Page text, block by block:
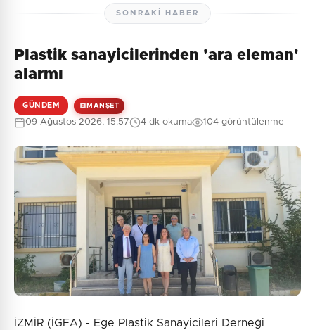
Güvenlik Sorusu:
7 + 8 = ?
Gönder
Henüz yorum yapılmamış. İlk yorumu siz yapın!
SONRAKI HABER
Plastik sanayicilerinden 'ara eleman'
alarmı
GÜNDEM MANŞET
09 Ağustos 2026, 15:57 4 dk okuma 104 görüntülenme
İZMİR (İGFA) - Ege Plastik Sanayicileri Derneği